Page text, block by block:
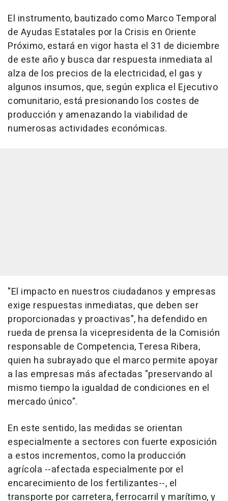
El instrumento, bautizado como Marco Temporal
de Ayudas Estatales por la Crisis en Oriente
Próximo, estará en vigor hasta el 31 de diciembre
de este año y busca dar respuesta inmediata al
alza de los precios de la electricidad, el gas y
algunos insumos, que, según explica el Ejecutivo
comunitario, está presionando los costes de
producción y amenazando la viabilidad de
numerosas actividades económicas.
"El impacto en nuestros ciudadanos y empresas
exige respuestas inmediatas, que deben ser
proporcionadas y proactivas", ha defendido en
rueda de prensa la vicepresidenta de la Comisión
responsable de Competencia, Teresa Ribera,
quien ha subrayado que el marco permite apoyar
a las empresas más afectadas "preservando al
mismo tiempo la igualdad de condiciones en el
mercado único".
En este sentido, las medidas se orientan
especialmente a sectores con fuerte exposición
a estos incrementos, como la producción
agrícola --afectada especialmente por el
encarecimiento de los fertilizantes--, el
transporte por carretera, ferrocarril y marítimo, y